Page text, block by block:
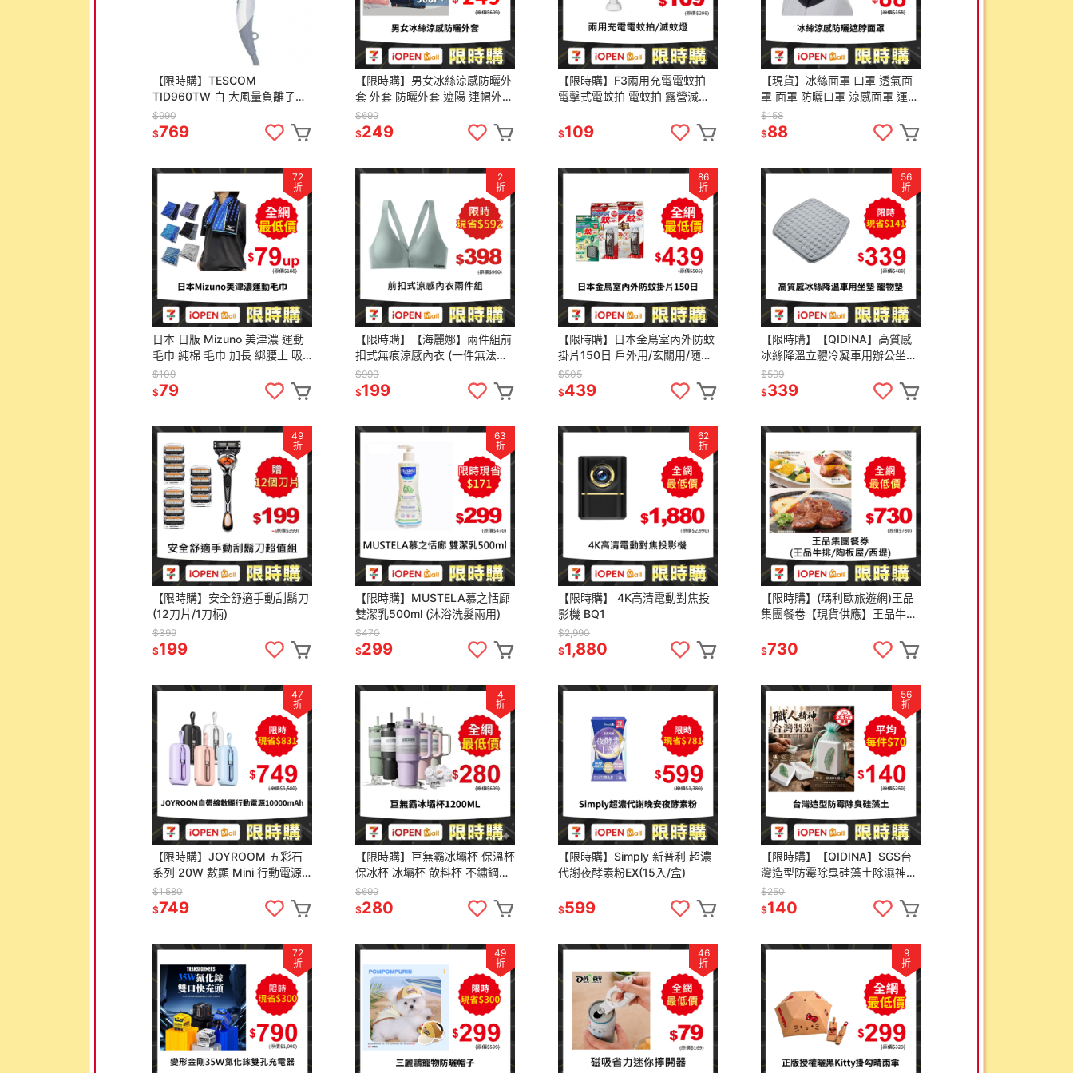
【限時購】TESCOM
TID960TW 白 大風量負離子吹
風機
$990
$769
【限時購】男女冰絲涼感防曬外
套 外套 防曬外套 遮陽 連帽外套
情侶裝 男外套 女外套 運動外套
$699
$249
【限時購】F3兩用充電電蚊拍
電擊式電蚊拍 電蚊拍 露營滅蚊
營電蚊拍
$109
【現貨】冰絲面罩 口罩 透氣面
罩 面罩 防曬口罩 涼感面罩 運動
面罩 脖子防曬 遮陽面罩 防曬 透
氣
$158
$88
72
折
日本 日版 Mizuno 美津濃 運動
毛巾 純棉 毛巾 加長 綁腰上 吸
汗 掛脖子15x120cm
34x100cm
$109
$79
2
折
【限時購】【海麗娜】兩件組前
扣式無痕涼感內衣 (一件無法接
單，請以2的倍數下單) 無鋼圈美
背內衣【 B166】
$990
$199
86
折
【限時購】日本金鳥室內外防蚊
掛片150日 戶外用/玄關用/隨身
用
$505
$439
56
折
【限時購】【QIDINA】高質感
冰絲降溫立體冷凝車用辦公坐
墊-C
$599
$339
49
折
【限時購】安全舒適手動刮鬍刀
(12刀片/1刀柄)
$399
$199
63
折
【限時購】MUSTELA慕之恬廊
雙潔乳500ml (沐浴洗髮兩用)
$470
$299
62
折
【限時購】 4K高清電動對焦投
影機 BQ1
$2,990
$1,880
【限時購】(瑪利歐旅遊網)王品
集團餐卷【現貨供應】王品牛排
$730
47
折
【限時購】JOYROOM 五彩石
系列 20W 數顯 Mini 行動電源
自帶雙線 10000mAh／
20000mAh
$1,580
$749
4
折
【限時購】巨無霸冰壩杯 保溫杯
保冰杯 冰壩杯 飲料杯 不鏽鋼保
溫杯 吸管杯 大容量保溫杯 環保
杯
$699
$280
【限時購】Simply 新普利 超濃
代謝夜酵素粉EX(15入/盒)
$599
56
折
【限時購】【QIDINA】SGS台
灣造型防霉除臭硅藻土除濕神器
/ 香氛 擴香石 收納 除臭 除濕袋
除濕盒 硅藻土
$250
$140
72
折
49
折
46
折
9
折